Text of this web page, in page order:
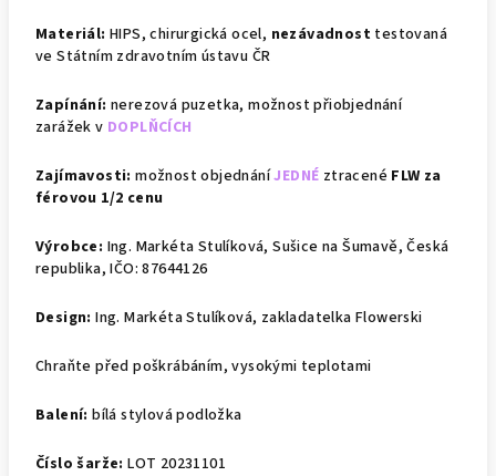
Materiál: HIPS, chirurgická ocel, nezávadnost testovaná
ve Státním zdravotním ústavu ČR
Zapínání: nerezová puzetka,možnost přiobjednání
zarážek v DOPLŇCÍCH
Zajímavosti:možnost objednáníJEDNÉ ztracené FLW za
férovou 1/2 cenu
Výrobce: Ing. Markéta Stulíková, Sušice na Šumavě, Česká
republika, IČO: 87644126
Design:Ing. Markéta Stulíková, zakladatelka Flowerski
Chraňte před poškrábáním, vysokými teplotami
Balení: bílá stylová podložka
Číslo šarže:LOT 20231101